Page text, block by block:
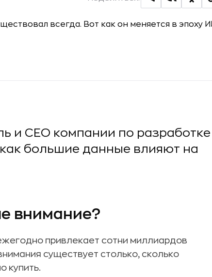
и CEO компании по разработке
большие данные влияют на
внимание?
привлекает сотни миллиардов
существует столько, сколько
купить.